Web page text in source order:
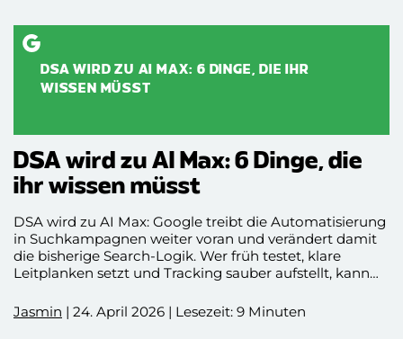
DSA WIRD ZU AI MAX: 6 DINGE, DIE IHR
WISSEN MÜSST
DSA wird zu AI Max: 6 Dinge, die
ihr wissen müsst
DSA wird zu AI Max: Google treibt die Automatisierung
in Suchkampagnen weiter voran und verändert damit
die bisherige Search-Logik. Wer früh testet, klare
Leitplanken setzt und Tracking sauber aufstellt, kann
automatischen Änderungen überraschen zu lassen.
Jasmin | 24. April 2026 | Lesezeit: 9 Minuten